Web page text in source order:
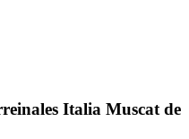
Italia Muscat de